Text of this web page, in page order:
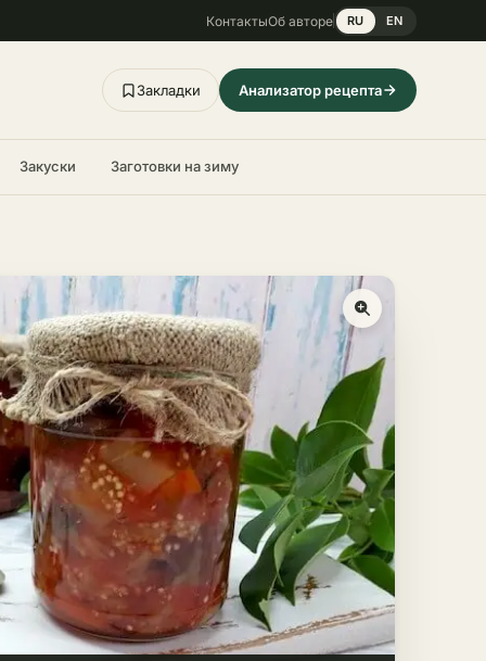
КонтактыОб авторе RU EN
Закладки Анализатор рецепта
Закуски Заготовки на зиму